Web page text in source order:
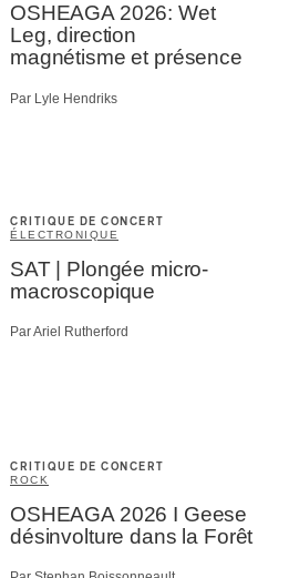
OSHEAGA 2026: Wet
Leg, direction
magnétisme et présence
Par Lyle Hendriks
CRITIQUE DE CONCERT
ÉLECTRONIQUE
SAT | Plongée micro-
macroscopique
Par Ariel Rutherford
CRITIQUE DE CONCERT
ROCK
OSHEAGA 2026 I Geese
désinvolture dans la Forêt